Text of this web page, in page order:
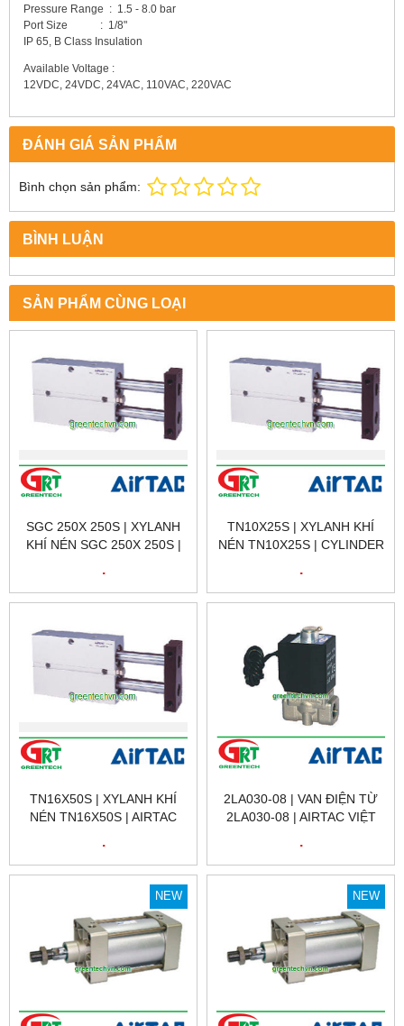
Pressure Range : 1.5 - 8.0 bar
Port Size : 1/8"
IP 65, B Class Insulation
Available Voltage :
12VDC, 24VDC, 24VAC, 110VAC, 220VAC
ĐÁNH GIÁ SẢN PHẨM
Bình chọn sản phẩm:
BÌNH LUẬN
SẢN PHẨM CÙNG LOẠI
SGC 250X 250S | XYLANH
KHÍ NÉN SGC 250X 250S |
.
TN10X25S | XYLANH KHÍ
NÉN TN10X25S | CYLINDER
.
TN16X50S | XYLANH KHÍ
NÉN TN16X50S | AIRTAC
.
2LA030-08 | VAN ĐIỆN TỪ
2LA030-08 | AIRTAC VIỆT
.
NEW NEW